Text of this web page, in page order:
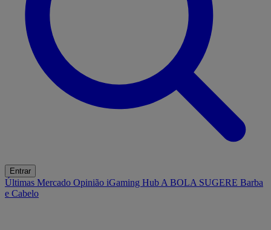
Entrar
Últimas Mercado Opinião iGaming Hub A BOLA SUGERE Barba
e Cabelo